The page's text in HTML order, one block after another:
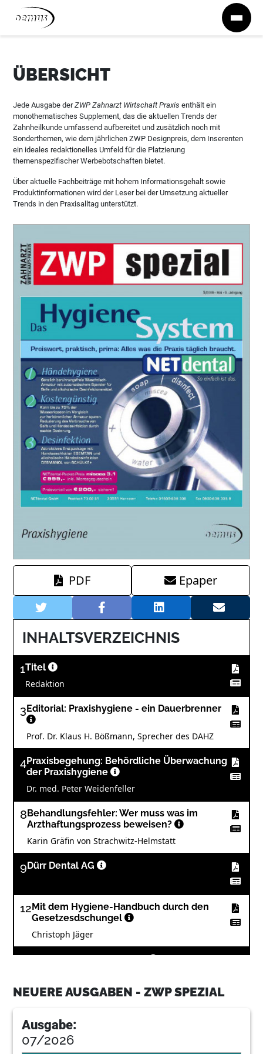
Zum Inhalt springen
ÜBERSICHT
Jede Ausgabe derZWP Zahnarzt Wirtschaft Praxis enthält ein
monothematisches Supplement, das die aktuellen Trends der
Zahnheilkunde umfassend aufbereitet und zusätzlich noch mit
Sonderthemen, wie dem jährlichen ZWP Designpreis, dem Inserenten
ein ideales redaktionelles Umfeld für die Platzierung
themenspezifischer Werbebotschaften bietet.
Über aktuelle Fachbeiträge mit hohem Informationsgehalt sowie
Produktinformationen wird der Leser bei der Umsetzung aktueller
Trends in den Praxisalltag unterstützt.
PDF Epaper
INHALTSVERZEICHNIS
1Titel
Redaktion
3 Editorial: Praxishygiene - ein Dauerbrenner
Prof. Dr. Klaus H. Bößmann, Sprecher des DAHZ
4Praxisbegehung: Behördliche Überwachung
der Praxishygiene
Dr. med. Peter Weidenfeller
8 Behandlungsfehler: Wer muss was im
Arzthaftungsprozess beweisen?
Karin Gräfin von Strachwitz-Helmstatt
9 Dürr Dental AG
12 Mit dem Hygiene-Handbuch durch den
Gesetzesdschungel
Christoph Jäger
18Fortbildung: Sauber ist nicht gleich
NEUERE AUSGABEN - ZWP SPEZIAL
Ausgabe:
07/2026